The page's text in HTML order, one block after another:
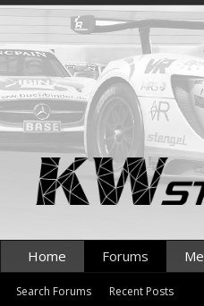
Home Forums
Search Forums Recent Posts